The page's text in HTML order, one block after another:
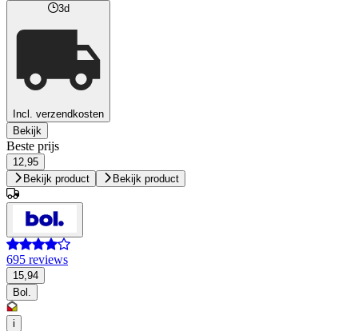
3d
Incl. verzendkosten
Bekijk
Beste prijs
12,95
Bekijk product
Bekijk product
695 reviews
15,94
Bol.
i